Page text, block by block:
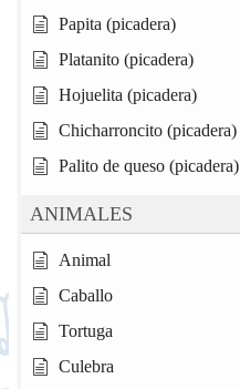
Papita (picadera)
Platanito (picadera)
Hojuelita (picadera)
Chicharroncito (picadera)
Palito de queso (picadera)
ANIMALES
Animal
Caballo
Tortuga
Culebra